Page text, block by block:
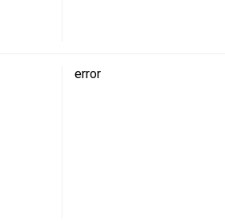
error